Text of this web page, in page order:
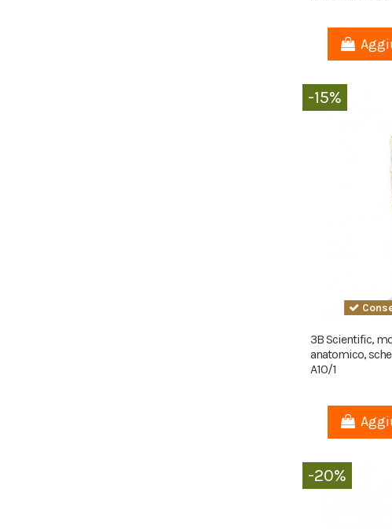
-15%
3B Scientific,
anatomico,
A10/1
-20%